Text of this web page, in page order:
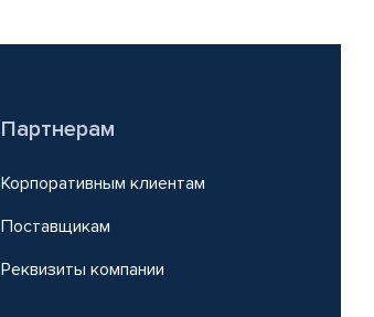
Партнерам
Корпоративным клиентам
Поставщикам
Реквизиты компании